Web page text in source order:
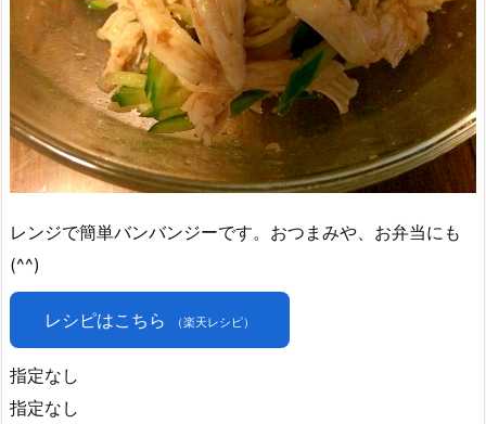
レンジで簡単バンバンジーです。おつまみや、お弁当にも
(^^)
レシピはこちら （楽天レシピ）
指定なし
指定なし